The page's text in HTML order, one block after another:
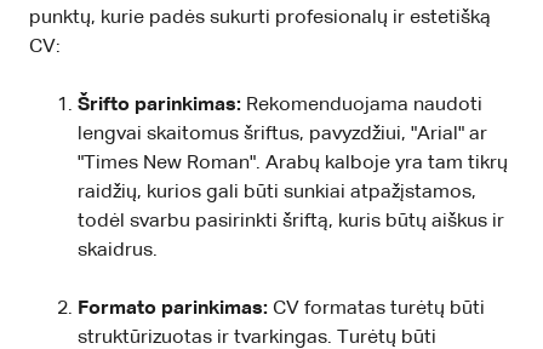
punktų, kurie padės sukurti profesionalų ir estetišką
CV:
Šrifto parinkimas: Rekomenduojama naudoti
lengvai skaitomus šriftus, pavyzdžiui, "Arial" ar
"Times New Roman". Arabų kalboje yra tam tikrų
raidžių, kurios gali būti sunkiai atpažįstamos,
todėl svarbu pasirinkti šriftą, kuris būtų aiškus ir
skaidrus.
Formato parinkimas: CV formatas turėtų būti
struktūrizuotas ir tvarkingas. Turėtų būti